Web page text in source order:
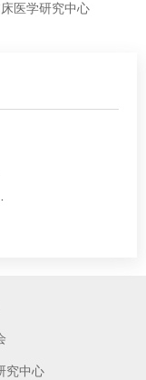
医学研究中心
究中心